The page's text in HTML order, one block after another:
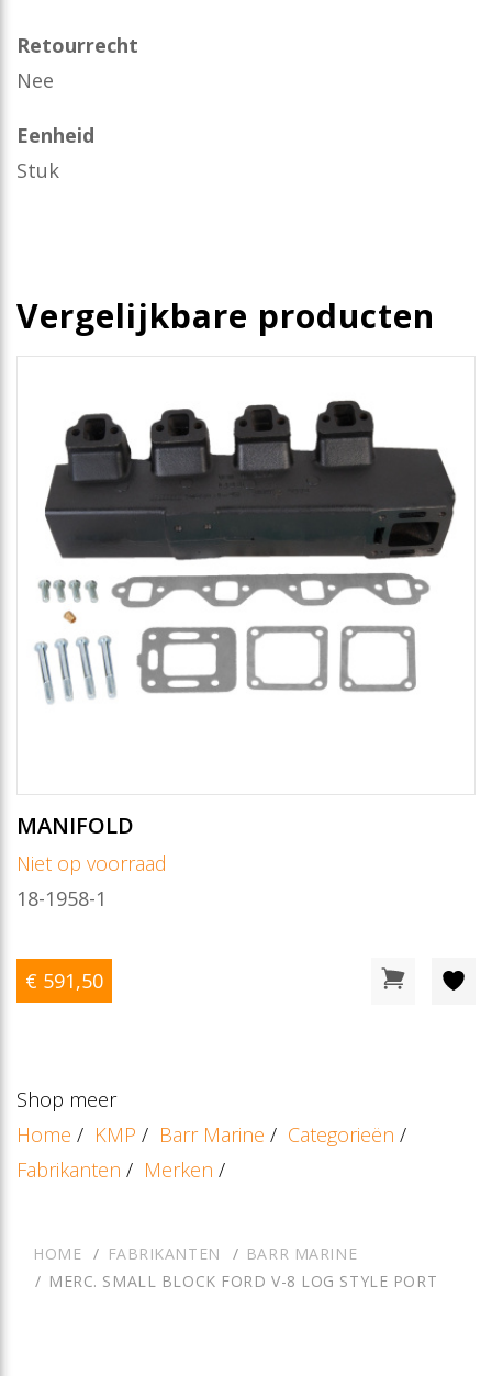
Retourrecht
Nee
Eenheid
Stuk
Vergelijkbare producten
MANIFOLD
Niet op voorraad
18-1958-1
€ 591,50
Shop meer
Home / KMP / Barr Marine / Categorieën /
Fabrikanten / Merken /
HOME FABRIKANTEN
BARR MARINE
MERC. SMALL BLOCK FORD V-8 LOG STYLE PORT